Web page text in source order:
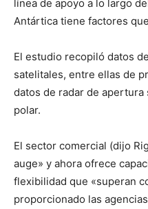
línea de apoyo a lo largo
Antártica tiene factores
El estudio recopiló datos
satelitales, entre ellas de
datos de radar de
polar.
El sector comercial (dijo
auge» y ahora ofrece
flexibilidad que «superan
proporcionado las